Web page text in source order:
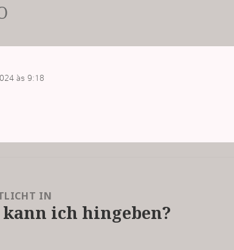
às 9:18
IN
kann ich hingeben?